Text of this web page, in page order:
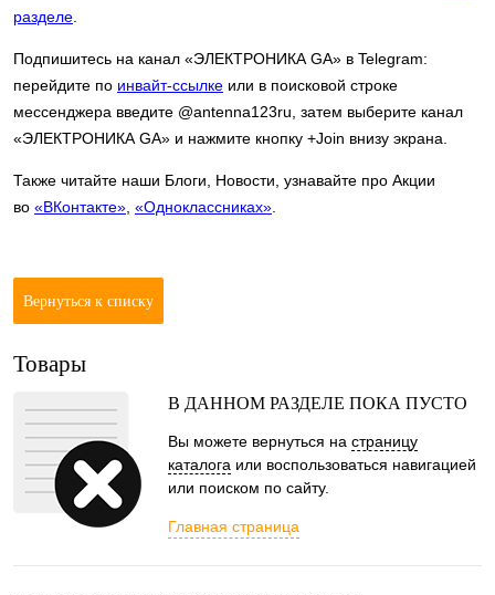
разделе
Подпишитесь на канал «ЭЛЕКТРОНИКА GA» в Telegram:
перейдите по инвайт-ссылке или в поисковой строке
мессенджера введите @antenna123ru, затем выберите канал
«ЭЛЕКТРОНИКА GA» и нажмите кнопку +Join внизу экрана.
Также читайте наши Блоги, Новости, узнавайте про Акции
во «ВКонтакте» «Одноклассниках»
Вернуться к списку
Товары
В ДАННОМ РАЗДЕЛЕ ПОКА ПУСТО
Вы можете вернуться на страницу
каталога или воспользоваться навигацией
или поиском по сайту.
Главная страница